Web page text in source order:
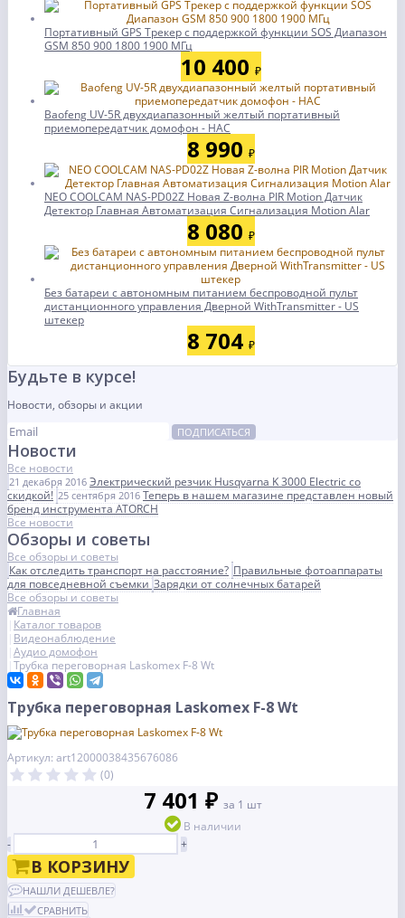
Портативный GPS Tрекер с поддержкой функции SOS Диапазон
GSM 850 900 1800 1900 МГц
10 400 ₽
Baofeng UV-5R двухдиапазонный желтый портативный
приемопередатчик домофон - НАС
8 990 ₽
NEO COOLCAM NAS-PD02Z Новая Z-волна PIR Motion Датчик
Детектор Главная Автоматизация Сигнализация Motion Alar
8 080 ₽
Без батареи с автономным питанием беспроводной пульт
дистанционного управления Дверной WithTransmitter - US
штекер
8 704 ₽
Будьте в курсе!
Новости, обзоры и акции
ПОДПИСАТЬСЯ
Новости
Все новости
21 декабря 2016 Электрический резчик Husqvarna K 3000 Electric со
скидкой! 25 сентября 2016 Теперь в нашем магазине представлен новый
бренд инструмента ATORCH
Все новости
Обзоры и советы
Все обзоры и советы
Как отследить транспорт на расстояние? Правильные фотоаппараты
для повседневной съемкиЗарядки от солнечных батарей
Все обзоры и советы
Главная
Каталог товаров
Видеонаблюдение
Аудио домофон
Трубка переговорная Laskomex F-8 Wt
Трубка переговорная Laskomex F-8 Wt
Артикул: art12000038435676086
(0)
7 401 ₽ за 1 шт
В наличии
-
+
В КОРЗИНУ
НАШЛИ ДЕШЕВЛЕ?
СРАВНИТЬ